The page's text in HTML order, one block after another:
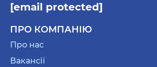
[email protected]
ПРО КОМПАНІЮ
Про нас
Вакансії